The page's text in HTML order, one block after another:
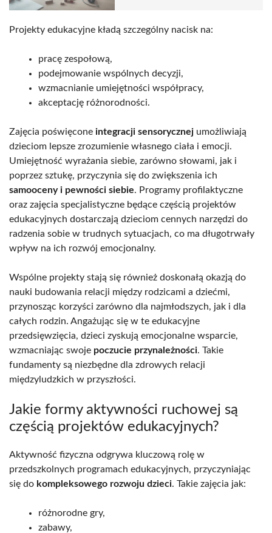
Projekty edukacyjne kładą szczególny nacisk na:
pracę zespołową,
podejmowanie wspólnych decyzji,
wzmacnianie umiejętności współpracy,
akceptację różnorodności.
Zajęcia poświęcone integracji sensorycznej umożliwiają
dzieciom lepsze zrozumienie własnego ciała i emocji.
Umiejętność wyrażania siebie, zarówno słowami, jak i
poprzez sztukę, przyczynia się do zwiększenia ich
samooceny i pewności siebie. Programy profilaktyczne
oraz zajęcia specjalistyczne będące częścią projektów
edukacyjnych dostarczają dzieciom cennych narzędzi do
radzenia sobie w trudnych sytuacjach, co ma długotrwały
wpływ na ich rozwój emocjonalny.
Wspólne projekty stają się również doskonałą okazją do
nauki budowania relacji między rodzicami a dziećmi,
przynosząc korzyści zarówno dla najmłodszych, jak i dla
całych rodzin. Angażując się w te edukacyjne
przedsięwzięcia, dzieci zyskują emocjonalne wsparcie,
wzmacniając swoje poczucie przynależności. Takie
fundamenty są niezbędne dla zdrowych relacji
międzyludzkich w przyszłości.
Jakie formy aktywności ruchowej są
częścią projektów edukacyjnych?
Aktywność fizyczna odgrywa kluczową rolę w
przedszkolnych programach edukacyjnych, przyczyniając
się do kompleksowego rozwoju dzieci. Takie zajęcia jak:
różnorodne gry,
zabawy,